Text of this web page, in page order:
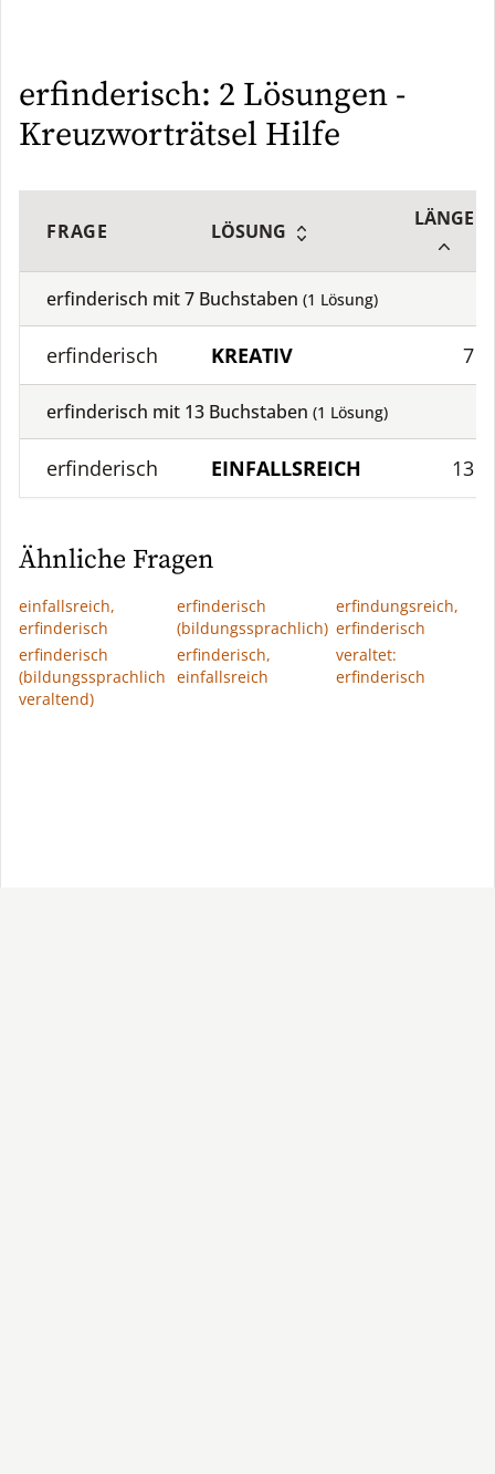
erfinderisch: 2 Lösungen -
Kreuzworträtsel Hilfe
FRAGE LÖSUNG
LÄNGE
erfinderisch mit7 Buchstaben (1 Lösung)
erfinderisch KREATIV 7
erfinderisch mit 13 Buchstaben (1 Lösung)
erfinderisch EINFALLSREICH 13
Ähnliche Fragen
einfallsreich,
erfinderisch
erfinderisch
(bildungssprachlich
veraltend)
erfinderisch
(bildungssprachlich)
erfinderisch,
einfallsreich
erfindungsreich,
erfinderisch
veraltet:
erfinderisch